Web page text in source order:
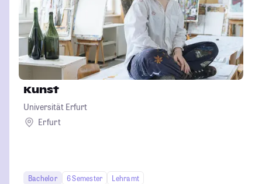
Kunst
Universität Erfurt
Erfurt
Bachelor 6 Semester
Lehramt